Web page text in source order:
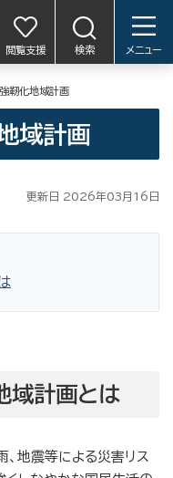
閲覧支援 検索 メニュー
靭化地域計画
域計画
更新日 2026年03月16日
域計画とは
地震等による災害リス